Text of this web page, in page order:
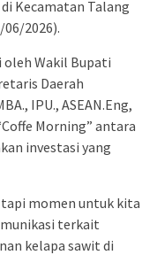
di Kecamatan Talang
2026).
oleh Wakil Bupati
Daerah
IPU., ASEAN.Eng,
Morning” antara
investasi yang
tapi momen untuk kita
terkait
kelapa sawit di